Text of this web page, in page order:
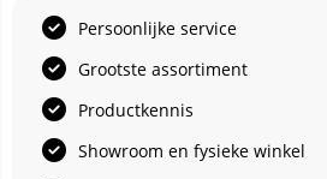
Persoonlijke service
Grootste assortiment
Productkennis
Showroom en fysieke winkel